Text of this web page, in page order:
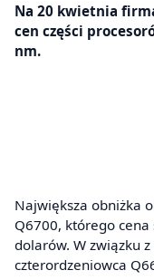
Na 20 kwietnia
cen części
nm.
Największa obniżka
Q6700, którego
dolarów. W związku
czterordzeniowca